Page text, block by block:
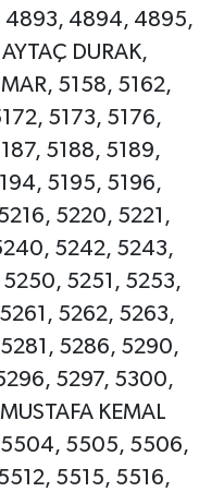
4894, 4895,
DURAK,
5158, 5162,
5173, 5176,
5188, 5189,
5195, 5196,
5220, 5221,
5242, 5243,
5251, 5253,
5262, 5263,
5286, 5290,
5297, 5300,
KEMAL
5504, 5505, 5506,
5515, 5516,